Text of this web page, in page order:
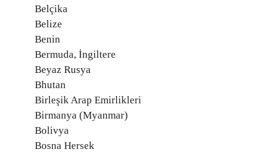
Belçika
Belize
Benin
Bermuda, İngiltere
Beyaz Rusya
Bhutan
Birleşik Arap Emirlikleri
Birmanya (Myanmar)
Bolivya
Bosna Hersek